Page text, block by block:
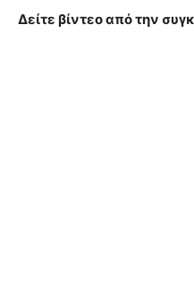
Δείτε βίντεο από την